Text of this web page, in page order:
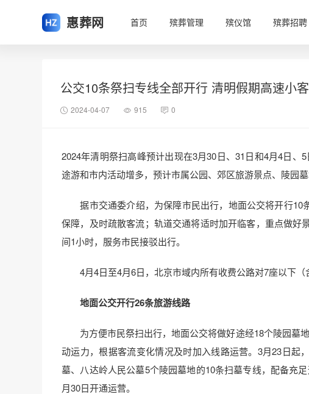
惠葬网 首页 殡葬管理 殡仪馆 殡葬招聘
公交10条祭扫专线全部开行 清明假期高速小
2024-04-07 915 0
2024年清明祭扫高峰预计出现在3月30日、31日和4月4日
途游和市内活动增多，预计市属公园、郊区旅游景点、陵园
据市交通委介绍，为保障市民出行，地面公交将开行10
保障，及时疏散客流；轨道交通将适时加开临客，重点做
间1小时，服务市民接驳出行。
4月4日至4月6日，北京市域内所有收费公路对7座以下（
地面公交开行26条旅游线路
为方便市民祭扫出行，地面公交将做好途经18个陵园墓
动运力，根据客流变化情况及时加入线路运营。3月23日起
墓、八达岭人民公墓5个陵园墓地的10条扫墓专线，配备充
月30日开通运营。